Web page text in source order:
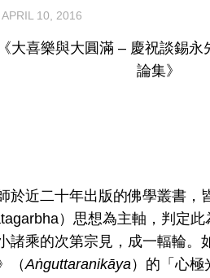
10, 2016
大喜樂與大圓滿 – 慶祝談錫
論集》
於近二十年出版的佛學叢書，
）思想為主軸，判定
諸乘的次第宗見，成一輻輪。
（Aṅguttaranikāya）的「心